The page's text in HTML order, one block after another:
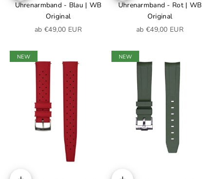
Uhrenarmband - Blau | WB
Original
Angebot
ab €49,00 EUR
Uhrenarmband - Rot | WB
Original
Angebot
ab €49,00 EUR
NEW NEW